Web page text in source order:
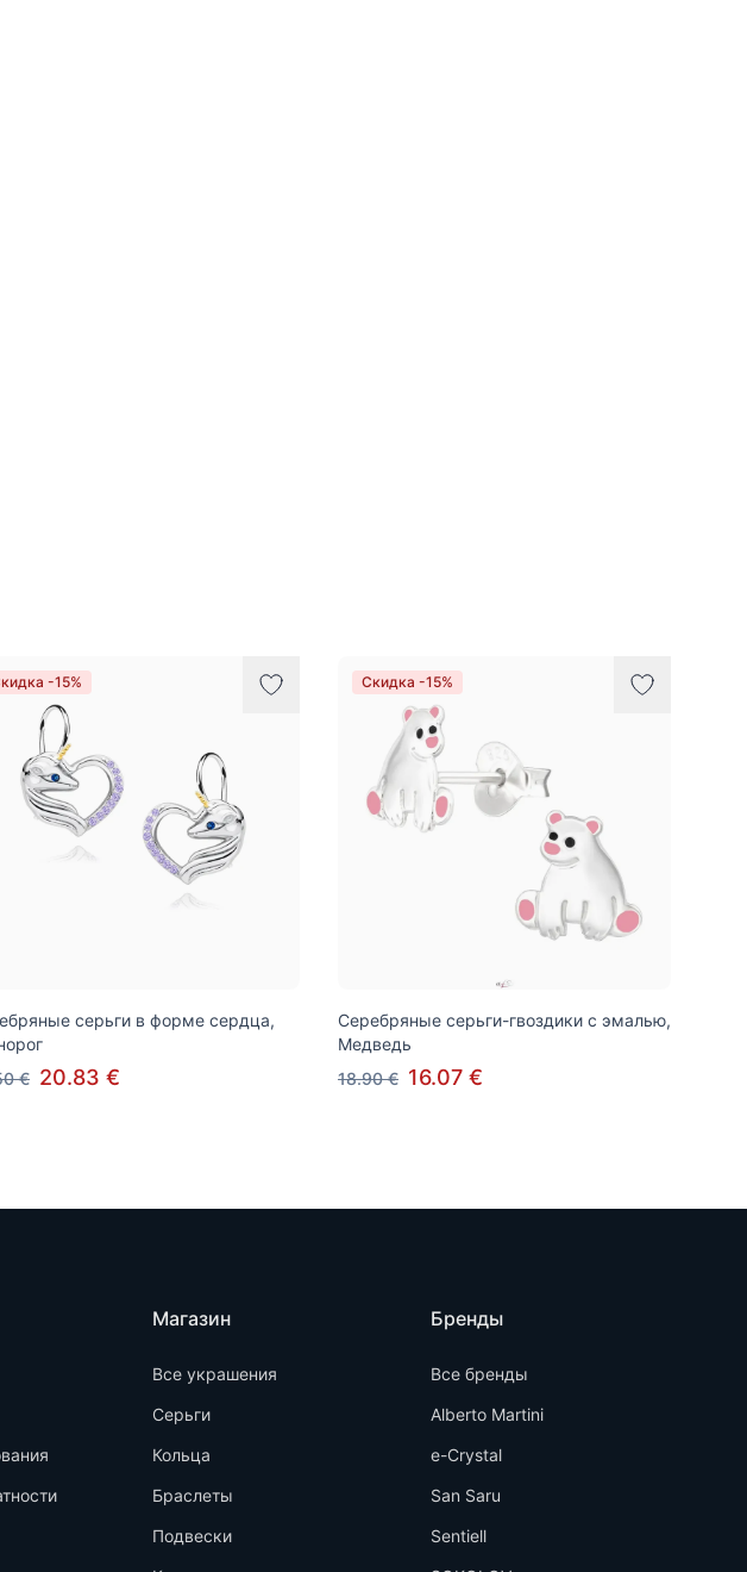
-15%
серьги в форме сердца,
€ 20.83 €
Скидка -15%
Серебряные серьги-гвоздики с эмалью,
Медведь
18.90 € 16.07 €
Магазин
Все украшения
Серьги
Кольца
Браслеты
Подвески
Бренды
Все бренды
Alberto Martini
e-Crystal
San Saru
Sentiell